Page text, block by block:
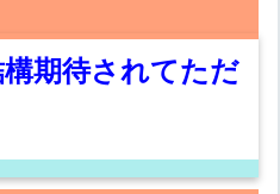
期待されてただ